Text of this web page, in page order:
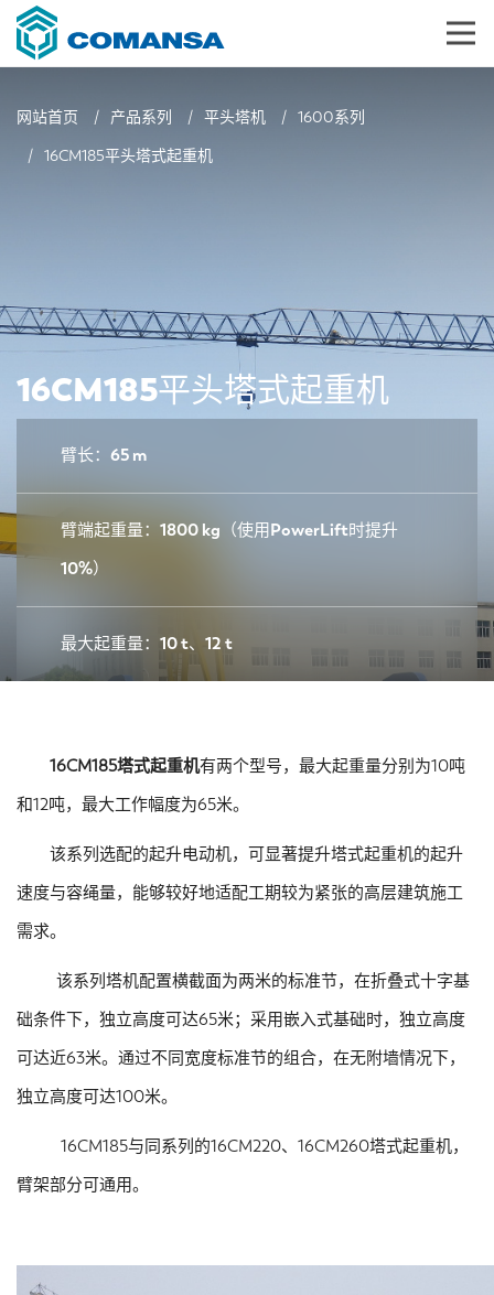
网站首页 产品系列 平头塔机 1600系列
16CM185平头塔式起重机
16CM185平头塔式起重机
臂长：65 m
臂端起重量：1800 kg（使用PowerLift时提升
10%）
最大起重量：10 t、12 t
16CM185塔式起重机有两个型号，最大起重量分别为10吨
和12吨，最大工作幅度为65米。
该系列选配的起升电动机，可显著提升塔式起重机的起升
速度与容绳量，能够较好地适配工期较为紧张的高层建筑施工
需求。
该系列塔机配置横截面为两米的标准节，在折叠式十字基
础条件下，独立高度可达65米；采用嵌入式基础时，独立高度
可达近63米。通过不同宽度标准节的组合，在无附墙情况下，
独立高度可达100米。
16CM185与同系列的16CM220、16CM260塔式起重机，
臂架部分可通用。